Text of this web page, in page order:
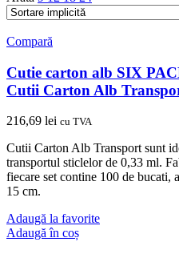
Compară
Cutie carton alb SIX
Cutii Carton Alb
216,69 lei cu TVA
Cutii Carton Alb Transport sunt
transportul sticlelor de 0,33 ml.
fiecare set contine 100 de
15 cm.
Adaugă la favorite
Adaugă în coș